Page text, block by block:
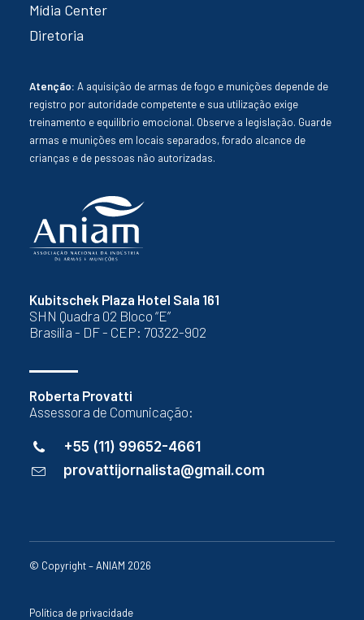
Kubitschek Plaza Hotel Sala 161
SHN Quadra 02 Bloco “E”
Brasília - DF - CEP: 70322-902
Roberta Provatti
Assessora de Comunicação:
+55 (11) 99652-4661
provattijornalista@gmail.com
Mídia Center
Diretoria
Atenção: A aquisição de armas de fogo e munições depende de
registro por autoridade competente e sua utilização exige
treinamento e equilíbrio emocional. Observe a legislação. Guarde
armas e munições em locais separados, forado alcance de
crianças e de pessoas não autorizadas.
© Copyright – ANIAM 2026
Política de privacidade